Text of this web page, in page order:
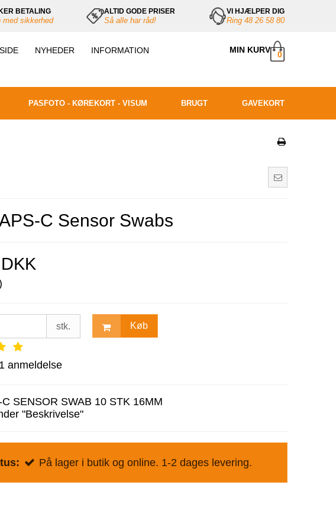
BETALING
med sikkerhed
ALTID GODE PRISER
Så alle har råd!
VI HJÆLPER DIG
Ring 48 26 58 80
NYHEDER
INFORMATION
MIN KURV 0
PASFOTO - KØREKORT - VISUM BRUGT GAVEKORT
C Sensor Swabs
stk. Køb
1 anmeldelse
SENSOR SWAB 10 STK 16MM
"Beskrivelse"
På lager i butik og online. 1-2 dages levering.